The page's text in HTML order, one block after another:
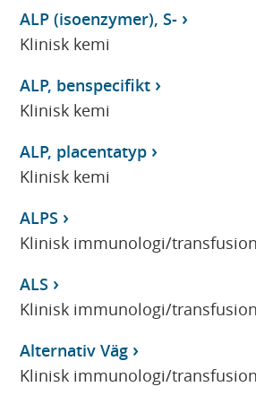
ALP (isoenzymer), S-
Klinisk kemi
ALP, benspecifikt
Klinisk kemi
ALP, placentatyp
Klinisk kemi
ALPS
Klinisk immunologi/
ALS
Klinisk immunologi/
Alternativ Väg
Klinisk immunologi/